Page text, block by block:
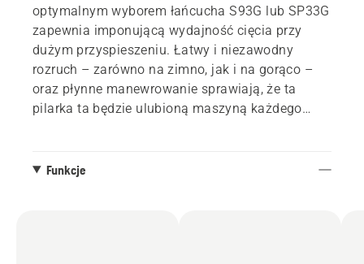
optymalnym wyborem łańcucha S93G lub SP33G
zapewnia imponującą wydajność cięcia przy
dużym przyspieszeniu. Łatwy i niezawodny
rozruch – zarówno na zimno, jak i na gorąco –
oraz płynne manewrowanie sprawiają, że ta
pilarka ta będzie ulubioną maszyną każdego
Funkcje